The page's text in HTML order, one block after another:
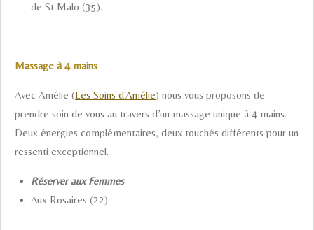
de St Malo (35).
Massage à 4 mains
Avec Amélie (Les Soins d'Amélie) nous vous proposons de
prendre soin de vous au travers d’un massage unique à 4 mains.
Deux énergies complémentaires, deux touchés différents pour un
ressenti exceptionnel.
Réserver aux Femmes
Aux Rosaires (22)